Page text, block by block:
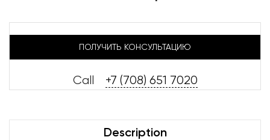
ПОЛУЧИТЬ КОНСУЛЬТАЦИЮ
Call +7 (708) 651 7020
Description